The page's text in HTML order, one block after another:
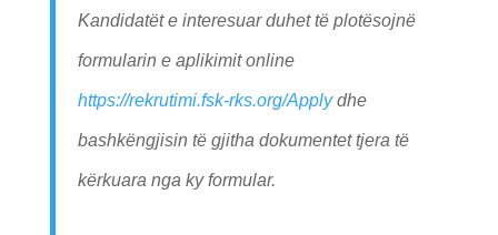
Kandidatët e interesuar duhet të plotësojnë
formularin e aplikimit online
https://rekrutimi.fsk-rks.org/Applydhe
bashkëngjisin të gjitha dokumentet tjera të
kërkuara nga ky formular.